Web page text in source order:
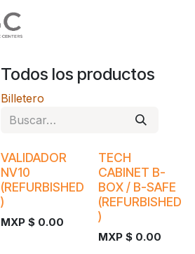
Todos los productos
Billetero
VALIDADOR
NV10
(REFURBISHED
)
MXP $ 0.00
TECH
CABINET B-
BOX / B-SAFE
(REFURBISHED
)
MXP $ 0.00